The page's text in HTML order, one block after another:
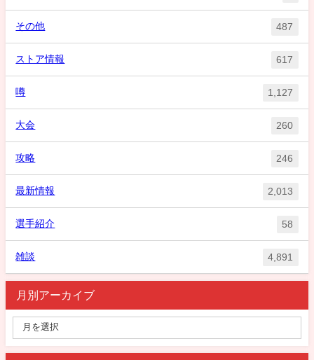
その他 487
ストア情報 617
噂 1,127
大会 260
攻略 246
最新情報 2,013
選手紹介 58
雑談 4,891
月別アーカイブ